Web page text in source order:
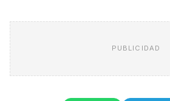
PUBLICIDAD